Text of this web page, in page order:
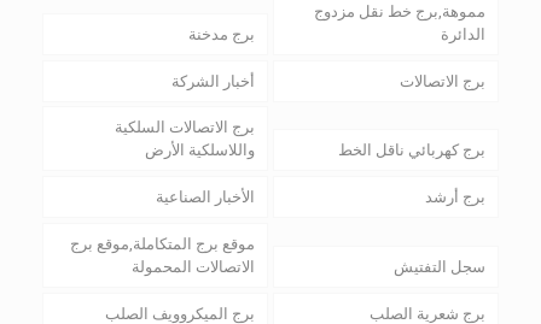
مموهة,برج خط نقل مزدوج
الدائرة
برج مدخنة
برج الاتصالات أخبار الشركة
برج كهربائي ناقل الخط
برج الاتصالات السلكية
واللاسلكية الأرض
برج أرشد الأخبار الصناعية
سجل التفتيش
موقع برج المتكاملة,موقع برج
الاتصالات المحمولة
برج شعرية الصلب برج الميكروويف الصلب